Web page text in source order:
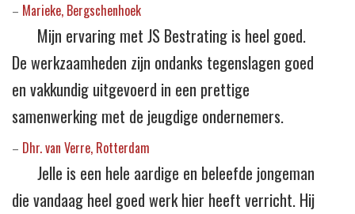
– Marieke, Bergschenhoek
Mijn ervaring met JS Bestrating is heel goed.
De werkzaamheden zijn ondanks tegenslagen goed
en vakkundig uitgevoerd in een prettige
samenwerking met de jeugdige ondernemers.
– Dhr. van Verre, Rotterdam
Jelle is een hele aardige en beleefde jongeman
die vandaag heel goed werk hier heeft verricht. Hij